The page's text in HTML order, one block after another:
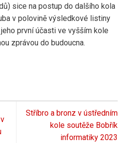
sice na postup do dalšího kola
v polovině výsledkové listiny
první účasti ve vyšším kole
zprávou do budoucna.
Stříbro a bronz v ústředním
kole soutěže Bobřík
informatiky 2023